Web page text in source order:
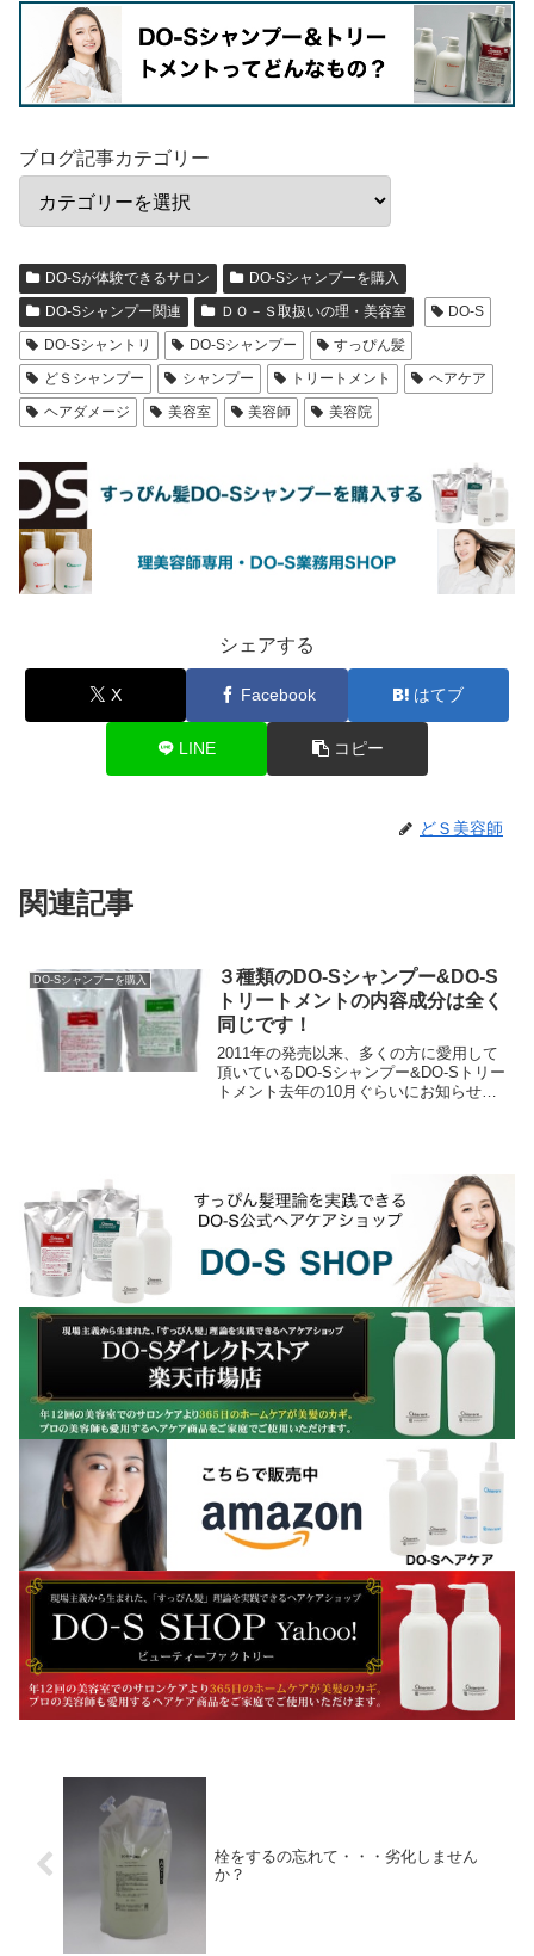
ブログ記事カテゴリー
DO-Sが体験できるサロン
DO-Sシャンプーを購入
DO-Sシャンプー関連
ＤＯ－Ｓ取扱いの理・美容室
DO-S
DO-Sシャントリ
DO-Sシャンプー
すっぴん髪
どＳシャンプー
シャンプー トリートメント
ヘアケア
ヘアダメージ
美容室 美容師 美容院
シェアする
X Facebook はてブ
LINE コピー
どＳ美容師
関連記事
DO-Sシャンプーを購入
３種類のDO-Sシャンプー&DO-S
トリートメントの内容成分は全く
同じです！
2011年の発売以来、多くの方に愛用して
頂いているDO-Sシャンプー&DO-Sトリー
トメント去年の10月ぐらいにお知らせし
栓をするの忘れて・・・劣化しません
か？